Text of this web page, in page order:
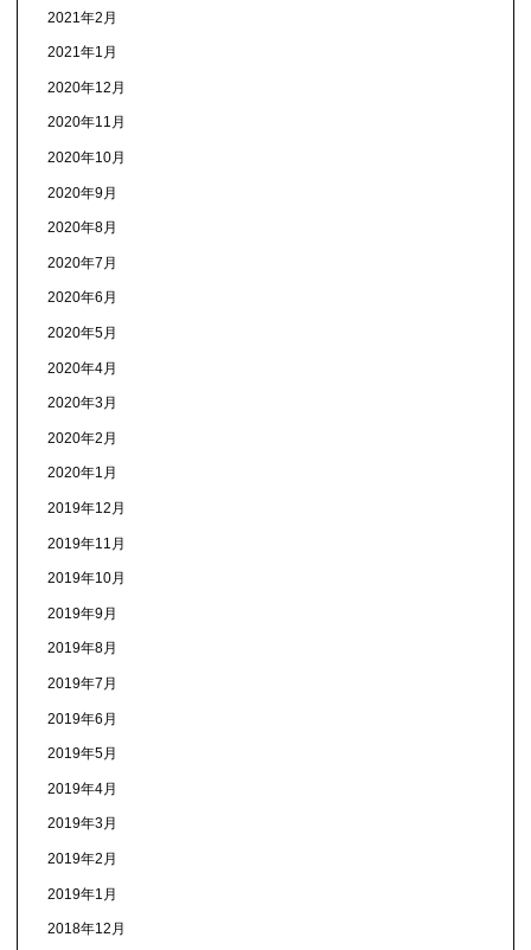
2021年2月
2021年1月
2020年12月
2020年11月
2020年10月
2020年9月
2020年8月
2020年7月
2020年6月
2020年5月
2020年4月
2020年3月
2020年2月
2020年1月
2019年12月
2019年11月
2019年10月
2019年9月
2019年8月
2019年7月
2019年6月
2019年5月
2019年4月
2019年3月
2019年2月
2019年1月
2018年12月